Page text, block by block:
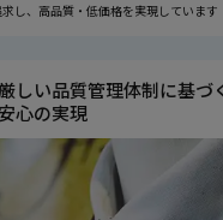
し、高品質・低価格を実現しています
厳しい品質管理体制に基づ
安心の実現